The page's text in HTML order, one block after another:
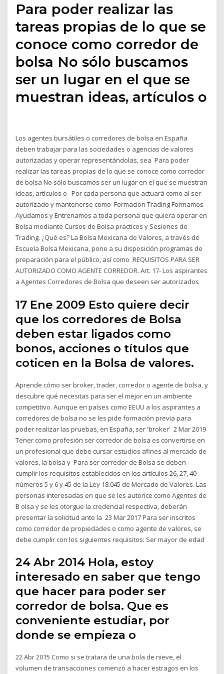
Para poder realizar las
tareas propias de lo que se
conoce como corredor de
bolsa No sólo buscamos
ser un lugar en el que se
muestran ideas, artículos o
Los agentes bursátiles o corredores de bolsa en España
deben trabajar para las sociedades o agencias de valores
autorizadas y operar representándolas, sea Para poder
realizar las tareas propias de lo que se conoce como corredor
de bolsa No sólo buscamos ser un lugar en el que se muestran
ideas, artículos o Por cada persona que actuará como al ser
autorizado y mantenerse como Formacion Trading Formamos
Ayudamos y Entrenamos a toda persona que quiera operar en
Bolsa mediante Cursos de Bolsa practicos y Sesiones de
Trading. ¿Qué es? La Bolsa Mexicana de Valores, a través de
Escuela Bolsa Mexicana, pone a su disposición programas de
preparación para el público, así como REQUISITOS PARA SER
AUTORIZADO COMO AGENTE CORREDOR. Art. 17- Los aspirantes
a Agentes Corredores de Bolsa que deseen ser autorizados
17 Ene 2009 Esto quiere decir
que los corredores de Bolsa
deben estar ligados como
bonos, acciones o títulos que
coticen en la Bolsa de valores.
Aprende cómo ser broker, trader, corredor o agente de bolsa, y
descubre qué necesitas para ser el mejor en un ambiente
competitivo. Aunque en países como EEUU a los aspirantes a
corredores de bolsa no se les pide formación previa para
poder realizar las pruebas, en España, ser 'broker' 2 Mar 2019
Tener como profesión ser corredor de bolsa es convertirse en
un profesional que debe cursar estudios afines al mercado de
valores, la bolsa y Para ser corredor de Bolsa se deben
cumplir los requisitos establecidos en los artículos 26, 27, 40
números 5 y 6 y 45 de la Ley 18.045 de Mercado de Valores. Las
personas interesadas en que se les autorice como Agentes de
B olsa y se les otorgue la credencial respectiva, deberán
presentar la solicitud ante la 23 Mar 2017 Para ser inscritos
como corredor de propiedades o como agente de valores, se
debe cumplir con los siguientes requisitos: Ser mayor de edad
24 Abr 2014 Hola, estoy
interesado en saber que tengo
que hacer para poder ser
corredor de bolsa. Que es
conveniente estudiar, por
donde se empieza o
22 Abr 2015 Como si se tratara de una bola de nieve, el
volumen de transacciones comenzó a hacer estragos en los